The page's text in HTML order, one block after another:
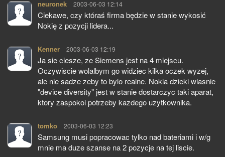
neuronek pisze:
2003-06-03 12:14
Ciekawe, czy któraś firma będzie w stanie wykosić
Nokię z pozycji lidera...
Kenner pisze:
2003-06-03 12:19
Ja sie ciesze, ze Siemens jest na 4 miejscu.
Oczywiscie wolalbym go widziec kilka oczek wyzej,
ale nie sadze zeby to bylo realne. Nokia dzieki wlasnie
"device diversity" jest w stanie dostarczyc taki aparat,
ktory zaspokoi potrzeby kazdego uzytkownika.
tomko pisze:
2003-06-03 12:23
Samsung musi popracowac tylko nad bateriami i w/g
mnie ma duze szanse na 2 pozycje na tej liscie.